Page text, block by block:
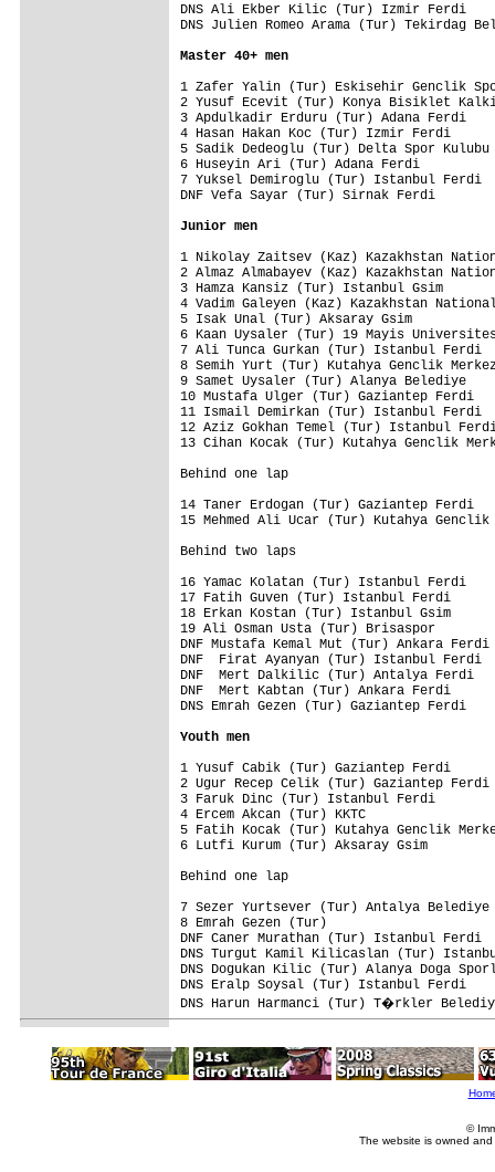
DNS Ali Ekber Kilic
DNS Julien Romeo Arama
Master 40+ men
1 Zafer Yalin (Tur) Eskisehir
2 Yusuf Ecevit (Tur) Konya Bisiklet
3 Apdulkadir Erduru (Tur) Adana
4 Hasan Hakan Koc (Tur) Izmir
5 Sadik Dedeoglu (Tur) Delta Spor
6 Huseyin Ari (Tur) Adana Ferdi
7 Yuksel Demiroglu (Tur) Istanbul
DNF Vefa Sayar
Junior men
1 Nikolay Zaitsev (Kaz) Kazakhstan
2 Almaz Almabayev (Kaz) Kazakhstan
3 Hamza Kansiz (Tur) Istanbul
4 Vadim Galeyen (Kaz) Kazakhstan
5 Isak Unal (Tur) Aksaray Gsim
6 Kaan Uysaler (Tur) 19 Mayis
7 Ali Tunca Gurkan (Tur) Istanbul
8 Semih Yurt (Tur) Kutahya Genclik
9 Samet Uysaler (Tur) Alanya
10 Mustafa Ulger (Tur) Gaziantep
11 Ismail Demirkan (Tur) Istanbul
12 Aziz Gokhan Temel (Tur) Istanbul
13 Cihan Kocak (Tur) Kutahya Genclik
Behind one lap
14 Taner Erdogan (Tur)
15 Mehmed Ali Ucar (Tur)
Behind two laps
16 Yamac Kolatan
17 Fatih Guven (Tur)
18 Erkan Kostan (Tur)
19 Ali Osman Usta
DNF Mustafa Kemal Mut
DNF  Firat Ayanyan
DNF  Mert Dalkilic
DNF  Mert Kabtan
DNS Emrah Gezen (Tur)
Youth men
1 Yusuf Cabik (Tur) Gaziantep
2 Ugur Recep Celik (Tur) Gaziantep
3 Faruk Dinc (Tur) Istanbul Ferdi
4 Ercem Akcan (Tur) KKTC
5 Fatih Kocak (Tur) Kutahya Genclik
6 Lutfi Kurum (Tur) Aksaray Gsim
Behind one lap
7 Sezer Yurtsever (Tur)
8 Emrah
DNF Caner Murathan
DNS Turgut Kamil Kilicaslan
DNS Dogukan Kilic (Tur)
DNS Eralp Soysal
DNS Harun Harmanci
©
The website is owned